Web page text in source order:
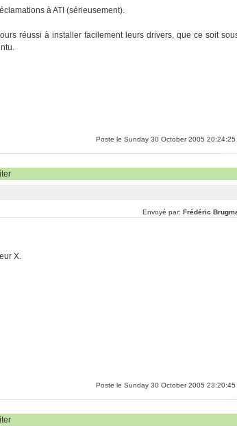
à ATI (sérieusement).
réussi à installer facilement leurs drivers, que ce soit
Poste le Sunday 30 October 2005 20:24:25
Envoyé par: Frédéric
X.
Poste le Sunday 30 October 2005 23:20:45